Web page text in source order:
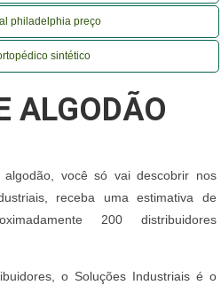
philadelphia preço
sintético
ALGODÃO
você só vai descobrir nos
receba uma estimativa de
200 distribuidores
o Soluções Industriais é o